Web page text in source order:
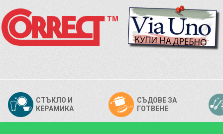
СТЪКЛО И
КЕРАМИКА
СЪДОВЕ ЗА
ГОТВЕНЕ